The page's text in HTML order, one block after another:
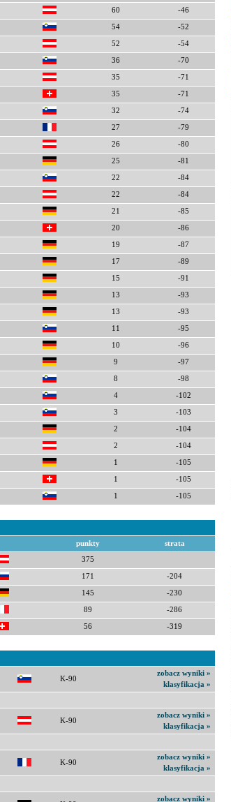
60 -46
54 -52
52 -54
36 -70
35 -71
35 -71
32 -74
27 -79
26 -80
25 -81
22 -84
22 -84
21 -85
20 -86
19 -87
17 -89
15 -91
13 -93
13 -93
11 -95
10 -96
9 -97
8 -98
4 -102
3 -103
2 -104
2 -104
1 -105
1 -105
1 -105
punkty strata
375
171 -204
145 -230
89 -286
56 -319
K-90
zobacz wyniki »
klasyfikacja »
K-90
zobacz wyniki »
klasyfikacja »
K-90
zobacz wyniki »
klasyfikacja »
zobacz wyniki »